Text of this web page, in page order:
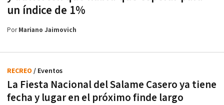
un índice de 1%
PorMariano Jaimovich
La Fiesta Nacional del Salame Casero ya tiene
fecha y lugar en el próximo finde largo
RECREO / Eventos